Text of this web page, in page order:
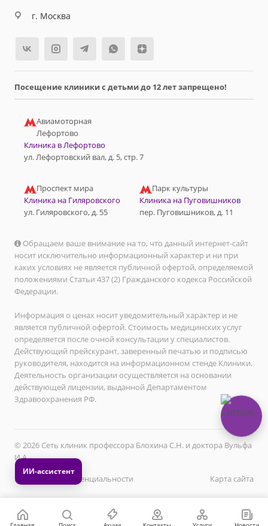
г. Москва
Посещение клиники с детьми до 12 лет запрещено!
Авиамоторная
Лефортово
Клиника в Лефортово
ул. Лефортовский вал, д. 5, стр. 7
Проспект мира
Клиника на Гиляровского
ул. Гиляровского, д. 55
Парк культуры
Клиника на Пуговишников
пер. Пуговишников, д. 11
Обращаем ваше внимание на то, что данный интернет-сайт
носит исключительно информационный характер и ни при
каких условиях не является публичной офертой, определяемой
положениями Статьи 437 (2) Гражданского кодекса Российской
Федерации.
Информация о ценах носит уведомительный характер и не
является публичной офертой. Стоимость медицинских услуг
определяется после очной консультации у специалистов.
Действующий прейскурант, заверенный печатью и подписью
руководителя, находится на информационном стенде Клиники.
Деятельность организации осуществляется на основании
действующей лицензии, выданной Департаментом
Здравоохранения РФ.
© 2026 Сеть клиник профессора Блохина С.Н. и доктора Вульфа
И.А.
Политика конфиденциальности
Карта сайта